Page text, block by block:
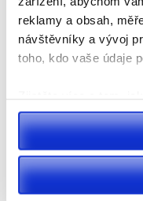
reklamy a obsah,
návštěvníky a vývoj
toho, kdo vaše údaje
údaje, a nastavte si
Svůj souhlas můžete
části Prohlášení o
K personalizaci
Sport
VIDEO: Sportovní
Přináší rekordní